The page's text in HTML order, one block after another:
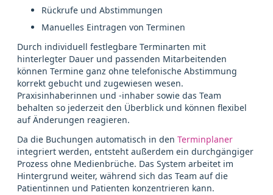
Rückrufe und Abstimmungen
Manuelles Eintragen von Terminen
Durch individuell festlegbare Terminarten mit
hinterlegter Dauer und passenden Mitarbeitenden
können Termine ganz ohne telefonische Abstimmung
korrekt gebucht und zugewiesen wesen.
Praxisinhaberinnen und -inhaber sowie das Team
behalten so jederzeit den Überblick und können flexibel
auf Änderungen reagieren.
Da die Buchungen automatisch in den Terminplaner
integriert werden, entsteht außerdem ein durchgängiger
Prozess ohne Medienbrüche. Das System arbeitet im
Hintergrund weiter, während sich das Team auf die
Patientinnen und Patienten konzentrieren kann.